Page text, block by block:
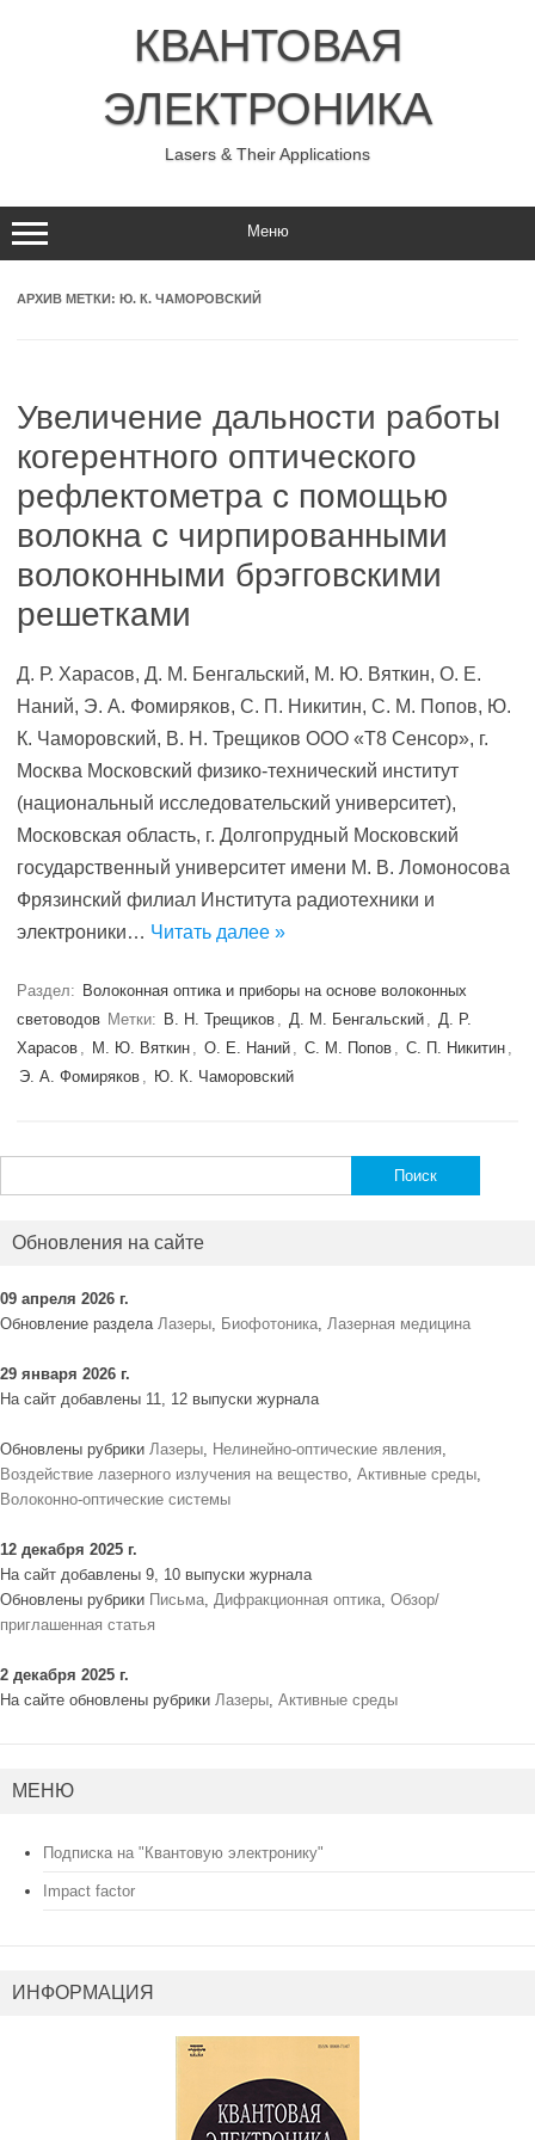
КВАНТОВАЯ
ЭЛЕКТРОНИКА
Lasers & Their Applications
Меню
АРХИВ МЕТКИ: Ю. К. ЧАМОРОВСКИЙ
Увеличение дальности работы
когерентного оптического
рефлектометра c помощью
волокна с чирпированными
волоконными брэгговскими
решетками
Д. Р. Харасов, Д. М. Бенгальский, М. Ю. Вяткин, О. Е.
Наний, Э. А. Фомиряков, С. П. Никитин, С. М. Попов, Ю.
К. Чаморовский, В. Н. Трещиков ООО «Т8 Сенсор», г.
Москва Московский физико-технический институт
(национальный исследовательский университет),
Московская облаcть, г. Долгопрудный Московский
государственный университет имени М. В. Ломоносова
Фрязинский филиал Института радиотехники и
электроники… Читать далее »
Раздел: Волоконная оптика и приборы на основе волоконных
световодов Метки: В. Н. Трещиков , Д. М. Бенгальский , Д. Р.
Харасов , М. Ю. Вяткин , О. Е. Наний , С. М. Попов , С. П. Никитин ,
Э. А. Фомиряков , Ю. К. Чаморовский
Обновления на сайте
09 апреля 2026 г.
Обновление раздела Лазеры, Биофотоника, Лазерная медицина
29 января 2026 г.
На сайт добавлены 11, 12 выпуски журнала
Обновлены рубрики Лазеры, Нелинейно-оптические явления,
Воздействие лазерного излучения на вещество, Активные среды,
Волоконно-оптические системы
12 декабря 2025 г.
На сайт добавлены 9, 10 выпуски журнала
Обновлены рубрики Письма, Дифракционная оптика, Обзор/
приглашенная статья
2 декабря 2025 г.
На сайте обновлены рубрики Лазеры, Активные среды
МЕНЮ
Подписка на "Квантовую электронику"
Impact factor
ИНФОРМАЦИЯ